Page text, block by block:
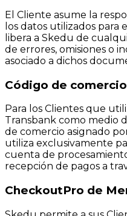
El Cliente asume la
los datos utilizados
libera a Skedu de
de errores, omisiones o
asociado a dichos
Código de
Para los Clientes que
Transbank como medio
de comercio asignado
utiliza exclusivamente
cuenta de
recepción de pagos a
CheckoutPro de